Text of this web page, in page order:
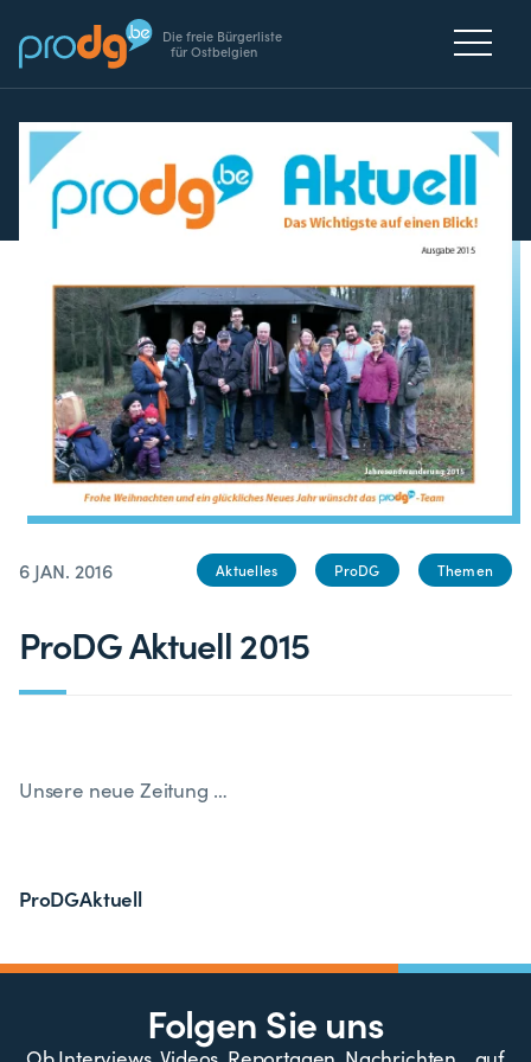
Die freie Bürgerliste
für Ostbelgien
6 JAN. 2016 Aktuelles ProDG Themen
ProDG Aktuell 2015
Unsere neue Zeitung …
ProDGAktuell
Folgen Sie uns